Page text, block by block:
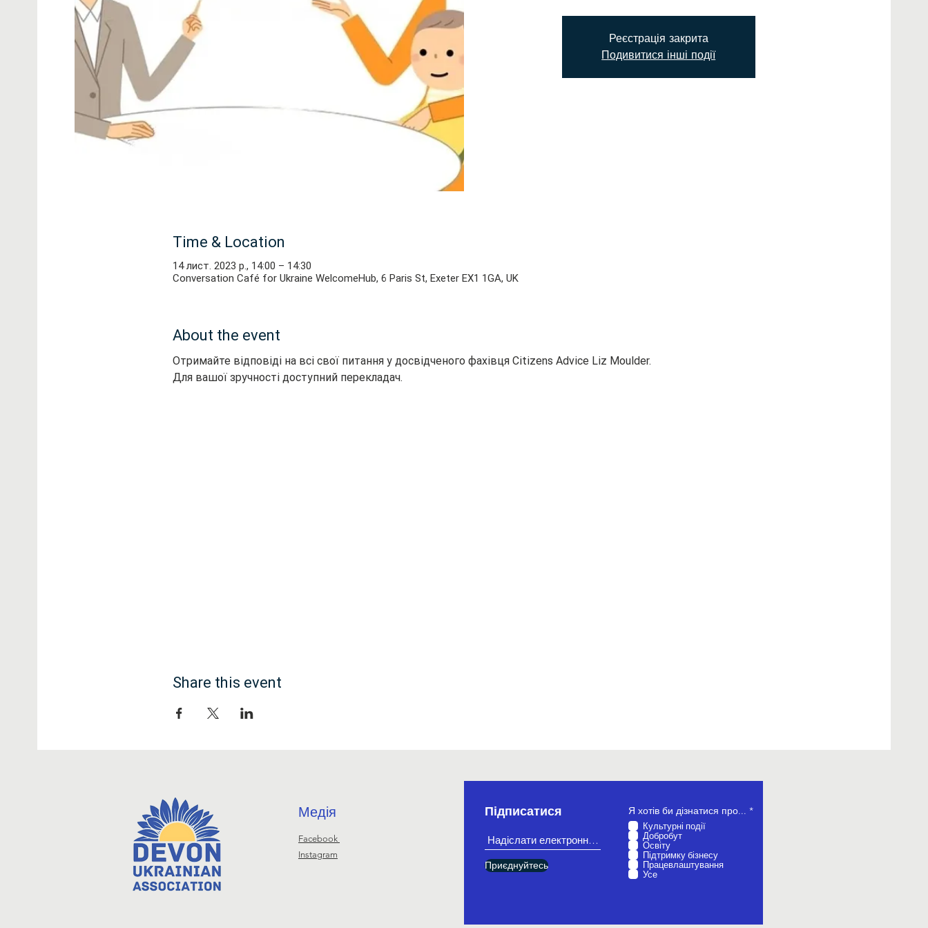
Реєстрація закрита
Подивитися інші події
Time & Location
14 лист. 2023 р., 14:00 – 14:30
Conversation Café for Ukraine WelcomeHub, 6 Paris St, Exeter EX1 1GA, UK
About the event
Отримайте відповіді на всі свої питання у досвідченого фахівця Citizens Advice Liz Moulder.
Для вашої зручності доступний перекладач.
Share this event
Медія
Facebook
Instagram
Підписатися
Приєднуйтесь
Я хотів би дізнатися про... *О
Культурні події
Добробут
Освіту
Підтримку бізнесу
Працевлаштування
Усе